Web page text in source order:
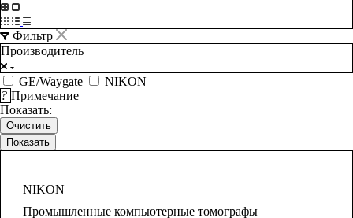
Фильтр
Производитель
GE/Waygate
NIKON
? Примечание
Показать:
Очистить
NIKON
Промышленные компьютерные томографы